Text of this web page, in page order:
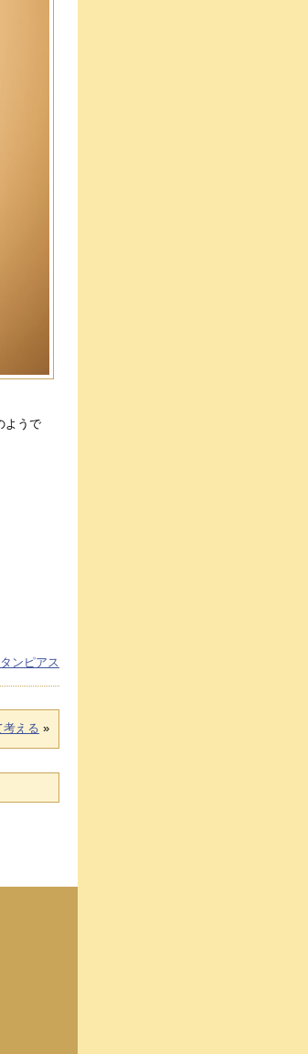
ようで
ンピアス
考える »